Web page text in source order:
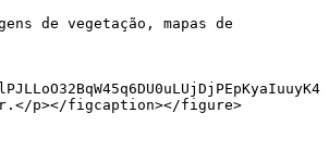
de vegetação, mapas de
p></figcaption></figure>